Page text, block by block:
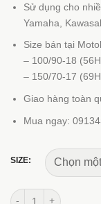
Sử dụng cho
Yamaha,
Size bán tại
– 100/90-18
– 150/70-17
Giao hàng toàn
Mua ngay:
SIZE:
Lốp Michelin Road